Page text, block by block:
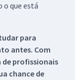
o que está
para
antes. Com
de profissionais
chance de